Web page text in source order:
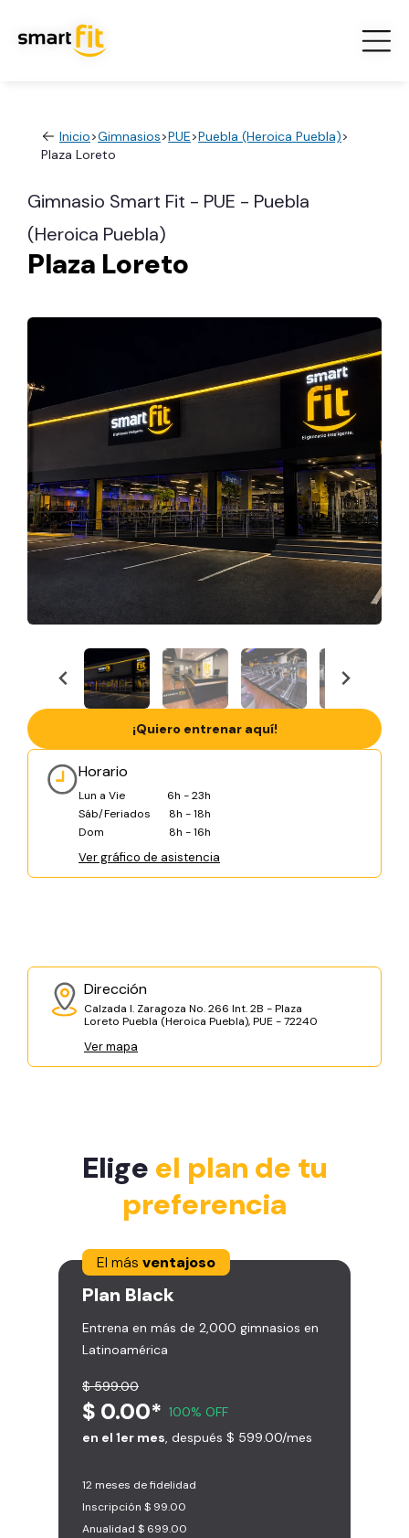
Inicio>Gimnasios>PUE>Puebla (Heroica Puebla)>
Plaza Loreto
Gimnasio Smart Fit - PUE - Puebla
(Heroica Puebla)
Plaza Loreto
Horario
Lun a Vie
6h - 23h
Sáb/Feriados
8h - 18h
Dom
8h - 16h
Ver gráfico de asistencia
Dirección
Calzada I. Zaragoza No. 266 Int. 2B - Plaza
Loreto Puebla (Heroica Puebla), PUE - 72240
Ver mapa
¡Quiero entrenar aquí!
Elige el plan de tu
preferencia
El más ventajoso
Plan Black
Entrena en más de 2,000 gimnasios en
Latinoamérica
$ 599.00
$ 0.00* 100% OFF
en el 1er mes , después $ 599.00/mes
12 meses de fidelidad
Inscripción $ 99.00
Anualidad $ 699.00